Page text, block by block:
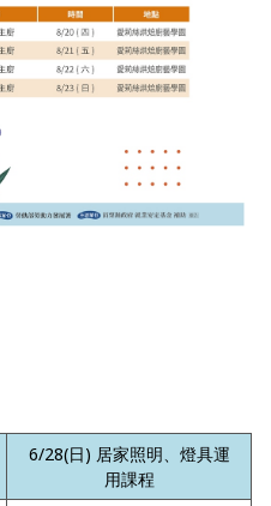
6/28(日) 居家照明、燈具運
用課程